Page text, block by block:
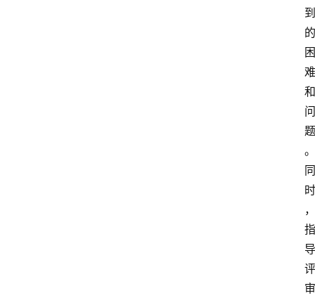
到
的
困
难
和
问
题
。
同
时
，
指
导
评
审